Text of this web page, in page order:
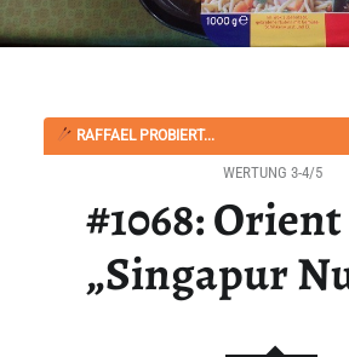
RAFFAEL PROBIERT...
#1068:
„Singapur
WERTUNG 3-4/5